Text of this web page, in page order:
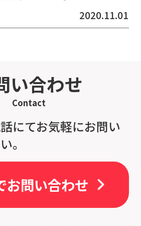
2020.11.01
い合わせ
Contact
にてお気軽にお問い
。
お問い合わせ